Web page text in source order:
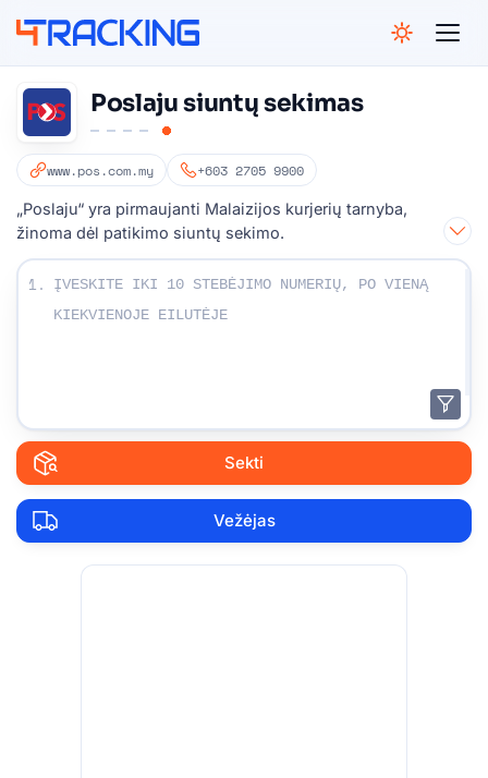
Poslaju siuntų sekimas
www.pos.com.my +603 2705 9900
„Poslaju“ yra pirmaujanti Malaizijos kurjerių tarnyba,
žinoma dėl patikimo siuntų sekimo.
Įveskite stebėjimo numerius:
1.
Sekti
Vežėjas